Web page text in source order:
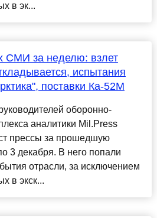
в эк...
СМИ за неделю: взлет
испытания
поставки Ка-52М
оборонно-
аналитики Mil.Press
прессы за прошедшую
3 декабря. В него попали
отрасли, за исключением
в экск...